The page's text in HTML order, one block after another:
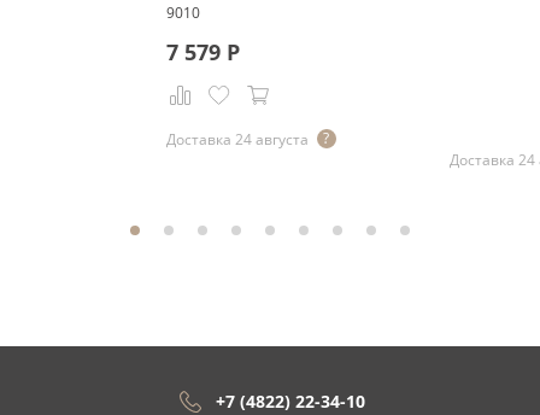
9010
7 579Р
Доставка 24 августа
Доставка 24
+7 (4822) 22-34-10